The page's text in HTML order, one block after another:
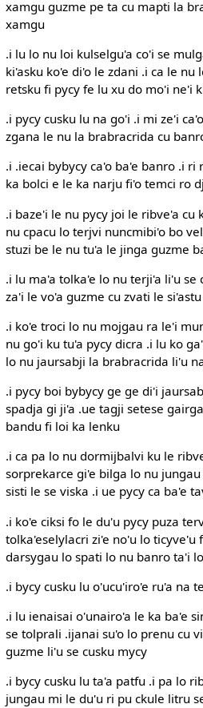
xamgu guzme pe ta cu mapti la
xamgu
.i lu lo nu loi kulselgu'a co'i se
ki'asku ko'e di'o le zdani .i ca le nu
retsku fi pycy fe lu xu do mo'i ne'i
.i pycy cusku lu na go'i .i mi ze'i
zgana le nu la brabracrida cu
.i .iecai bybycy ca'o ba'e banro .i
ka bolci e le ka narju fi'o temci ro
.i baze'i le nu pycy joi le ribve'a cu
nu cpacu lo terjvi nuncmibi'o bo
stuzi be le nu tu'a le jinga guzme
.i lu ma'a tolka'e lo nu terji'a li'u se
za'i le vo'a guzme cu zvati le si'astu
.i ko'e troci lo nu mojgau ra le'i
nu go'i ku tu'a pycy dicra .i lu ko
lo nu jaursabji la brabracrida li'u
.i pycy boi bybycy ge ge di'i
spadja gi ji'a .ue tagji setese
bandu fi loi ka lenku
.i ca pa lo nu dormijbalvi ku le
sorprekarce gi'e bilga lo nu
sisti le se viska .i ue pycy ca ba'e
.i ko'e ciksi fo le du'u pycy puza
tolka'eselylacri zi'e no'u lo ticyve'u
darsygau lo spati lo nu banro ta'i
.i bycy cusku lu o'ucu'iro'e ru'a na
.i lu ienaisai o'unairo'a le ka ba'e
se tolprali .ijanai su'o lo prenu cu
guzme li'u se cusku mycy
.i bycy cusku lu ta'a patfu .i pa lo
jungau mi le du'u ri pu ckule litru